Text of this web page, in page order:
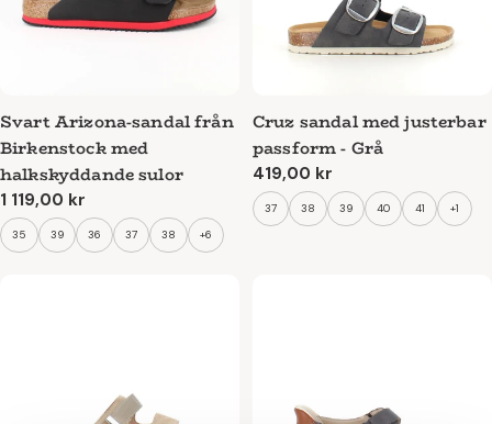
Svart Arizona-sandal från
Birkenstock med
halkskyddande sulor
Ordinarie
pris
1 119,00 kr
35 39 36 37 38 +6
Cruz sandal med justerbar
passform - Grå
Ordinarie
pris
419,00 kr
37 38 39 40 41 +1